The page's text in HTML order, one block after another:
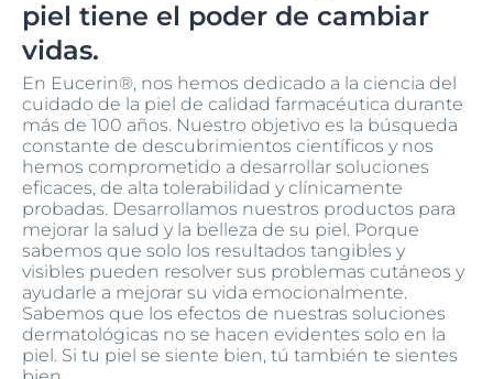
piel tiene el poder de cambiar
vidas.
En Eucerin®, nos hemos dedicado a la ciencia del
cuidado de la piel de calidad farmacéutica durante
más de 100 años. Nuestro objetivo es la búsqueda
constante de descubrimientos científicos y nos
hemos comprometido a desarrollar soluciones
eficaces, de alta tolerabilidad y clínicamente
probadas. Desarrollamos nuestros productos para
mejorar la salud y la belleza de su piel. Porque
sabemos que solo los resultados tangibles y
visibles pueden resolver sus problemas cutáneos y
ayudarle a mejorar su vida emocionalmente.
Sabemos que los efectos de nuestras soluciones
dermatológicas no se hacen evidentes solo en la
piel. Si tu piel se siente bien, tú también te sientes